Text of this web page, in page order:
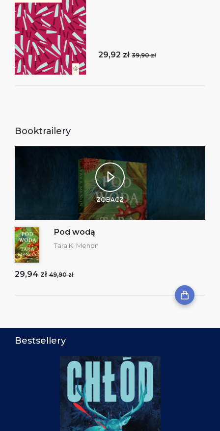
29,92 zł 39,90 zł
Booktrailery
ZOBACZ
Pod wodą
Tara K. Menon
29,94 zł 49,90 zł
Bestsellery